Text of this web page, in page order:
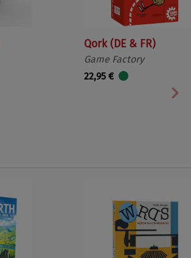
Qork (DE & FR)
Game Factory
22,95 €